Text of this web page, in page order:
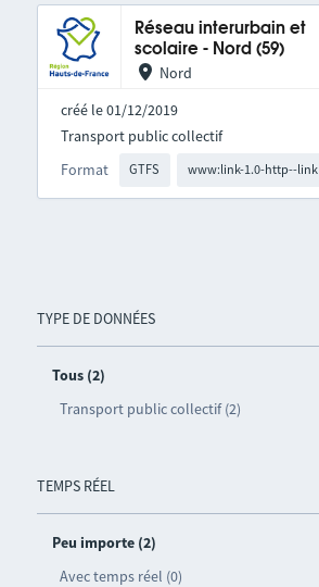
TYPE DE DONNÉES
Tous (2)
Transport public collectif (2)
TEMPS RÉEL
Peu importe (2)
Avec temps réel (0)
Réseau interurbain et
scolaire - Nord (59)
Nord
créé le 01/12/2019
Format GTFS www:link-1.0-http--link
Transport public collectif